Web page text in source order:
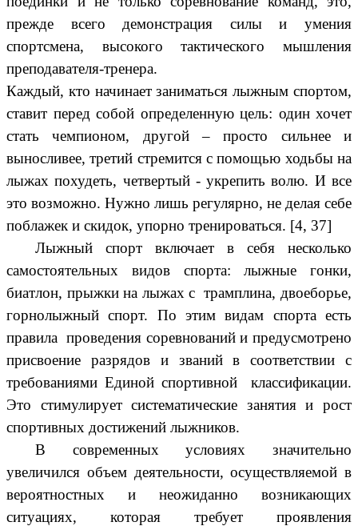
прежде всего демонстрация силы и умения
спортсмена, высокого тактического мышления
преподавателя-тренера.
Каждый, кто начинает заниматься лыжным спортом,
ставит перед собой определенную цель: один хочет
стать чемпионом, другой – просто сильнее и
выносливее, третий стремится с помощью ходьбы на
лыжах похудеть, четвертый - укрепить волю. И все
это возможно. Нужно лишь регулярно, не делая себе
поблажек и скидок, упорно тренироваться. [4, 37]
Лыжный спорт включает в себя несколько
самостоятельных видов спорта: лыжные гонки,
биатлон, прыжки на лыжах с трамплина, двоеборье,
горнолыжный спорт. По этим видам спорта есть
правила проведения соревнований и предусмотрено
присвоение разрядов и званий в соответствии с
требованиями Единой спортивной классификации.
Это стимулирует систематические занятия и рост
спортивных достижений лыжников.
В современных условиях значительно
увеличился объем деятельности, осуществляемой в
вероятностных и неожиданно возникающих
ситуациях, которая требует проявления